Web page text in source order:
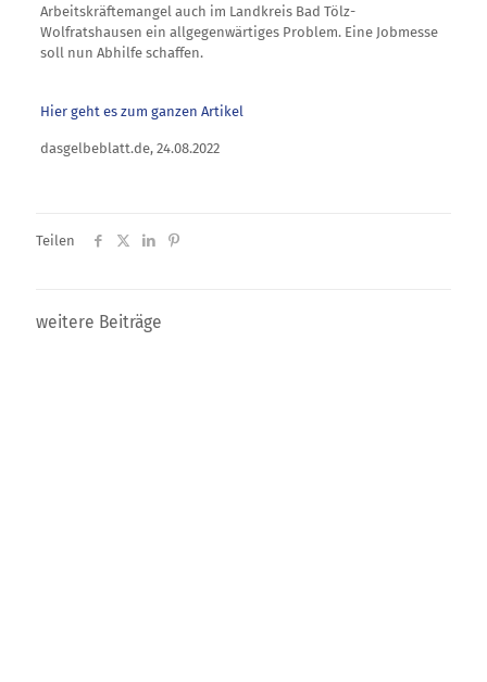
Arbeitskräftemangel auch im Landkreis Bad Tölz-
Wolfratshausen ein allgegenwärtiges Problem. Eine Jobmesse
soll nun Abhilfe schaffen.
Hier geht es zum ganzen Artikel
dasgelbeblatt.de, 24.08.2022
Teilen
weitere Beiträge